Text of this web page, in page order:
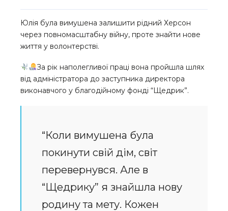
Юлія була вимушена залишити рідний Херсон
через повномасштабну війну, проте знайти нове
життя у волонтерстві.
За рік наполегливої праці вона пройшла шлях
від адміністратора до заступника директора
виконавчого у благодійному фонді “Щедрик”.
“Коли вимушена була
покинути свій дім, світ
перевернувся. Але в
“Щедрику” я знайшла нову
родину та мету. Кожен